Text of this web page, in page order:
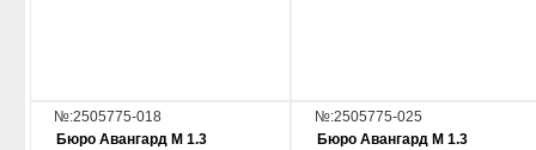
№:2505775-018
Бюро Авангард М 1.3
№:2505775-025
Бюро Авангард М 1.3